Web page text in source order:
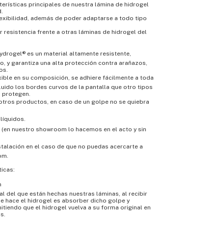
principales de nuestra lámina de hidrogel
además de poder adaptarse a todo tipo
resistencia frente a otras láminas de hidrogel del
es un material altamente resistente,
y garantiza una alta protección contra arañazos,
en su composición, se adhiere fácilmente a toda
los bordes curvos de la pantalla que otro tipos
protegen.
productos, en caso de un golpe no se quiebra
líquidos.
(en nuestro showroom lo hacemos en el acto y sin
en el caso de que no puedas acercarte a
del que están hechas nuestras láminas, al recibir
hace el hidrogel es absorber dicho golpe y
que el hidrogel vuelva a su forma original en